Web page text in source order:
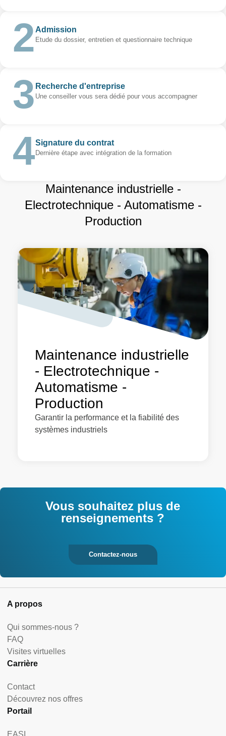
Admission
Etude du dossier, entretien et questionnaire technique
Recherche d'entreprise
Une conseiller vous sera dédié pour vous accompagner
Signature du contrat
Dernière étape avec intégration de la formation
Maintenance industrielle -
Electrotechnique - Automatisme -
Production
Maintenance industrielle
- Electrotechnique -
Automatisme -
Production
Garantir la performance et la fiabilité des
systèmes industriels
Vous souhaitez plus de
renseignements ?
Contactez-nous
A propos
Qui sommes-nous ?
FAQ
Visites virtuelles
Carrière
Contact
Découvrez nos offres
Portail